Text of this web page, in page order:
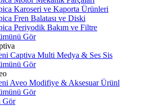
Karoseri ve Kaporta Ürünleri
Fren Balatası ve Diski
Periyodik Bakım ve Filtre
Gör
Captiva Multi Medya & Ses Sis
Gör
Aveo Modifiye & Aksesuar Ürünl
Gör
Gör